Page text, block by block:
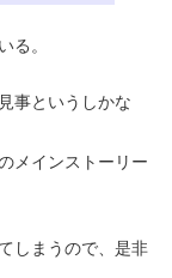
る。
事というしかな
メインストーリー
しまうので、是非